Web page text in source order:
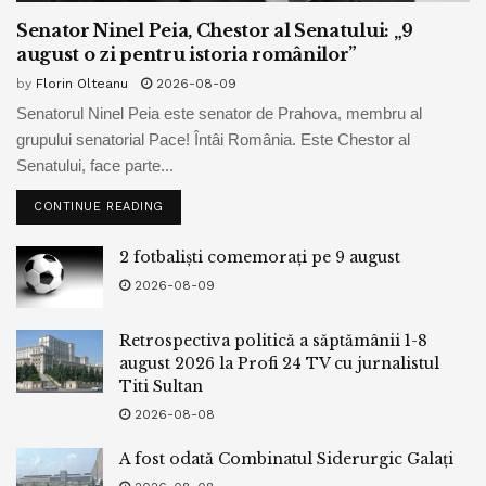
zeci de ani în urmă.
Dacă e să spunem ceva, discursul lui Marco Rubio a fost
a întrezărit niciun fel de panică civilizațională îmbrăcată în
limbajul artei guvernamentale, una destul de prost
vedere moral și neechipată pentru a aborda provocările
După cum s-a observat, Marco Rubio, însă, nu este singura
voce care a atenționat liderii Europei. Mărturia creștină în
Occcident e dusă și de alții: de românii care trăiesc în
Occident și care duc și poartă cu ei valorile și credință. La
fel populația de culoare din Africa și din Arhipelagul
creștinismului. La fel și alte grupuri entice care nu s-au topit
Senator Ninel Peia, Chestor al Senatului: „9
august o zi pentru istoria românilor”
by Florin Olteanu 2026-08-09
Senatorul Ninel Peia este senator de Prahova, membru al
grupului senatorial Pace! Întâi România. Este Chestor al
Senatului, face parte...
CONTINUE READING
2 fotbaliști comemorați pe 9 august
2026-08-09
Retrospectiva politică a săptămânii 1-8
august 2026 la Profi 24 TV cu jurnalistul
Titi Sultan
2026-08-08
A fost odată Combinatul Siderurgic Galați